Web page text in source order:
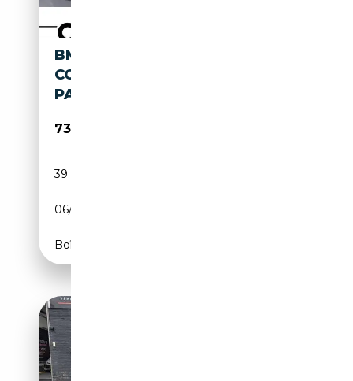
BMW M850 I XDRIVE GRAN
COUPE AUT. INNOVATIONSP.
PANOR
73 990€
39 858 km
06/2023
Boîte automatique